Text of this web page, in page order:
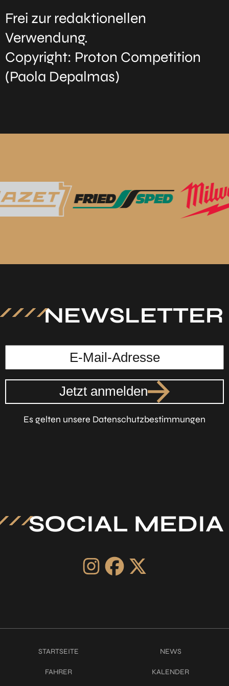
Frei zur redaktionellen
Verwendung.
Copyright: Proton Competition
(Paola Depalmas)
NEWSLETTER
Jetzt anmelden
Es gelten unsere Datenschutzbestimmungen
SOCIAL MEDIA
STARTSEITE NEWS
FAHRER KALENDER